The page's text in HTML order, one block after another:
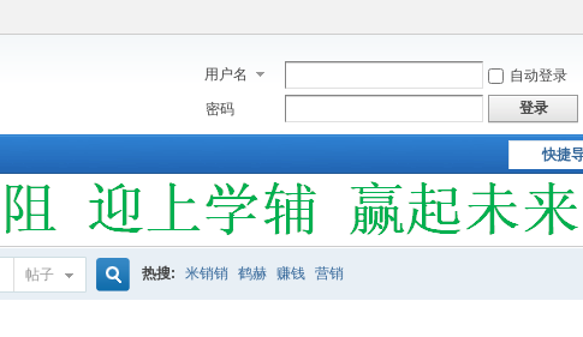
用户名 自动登录
密码
登录
快捷
帖子 热搜: 米销销 鹤赫 赚钱 营销